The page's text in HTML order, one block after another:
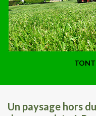
Un paysage hors